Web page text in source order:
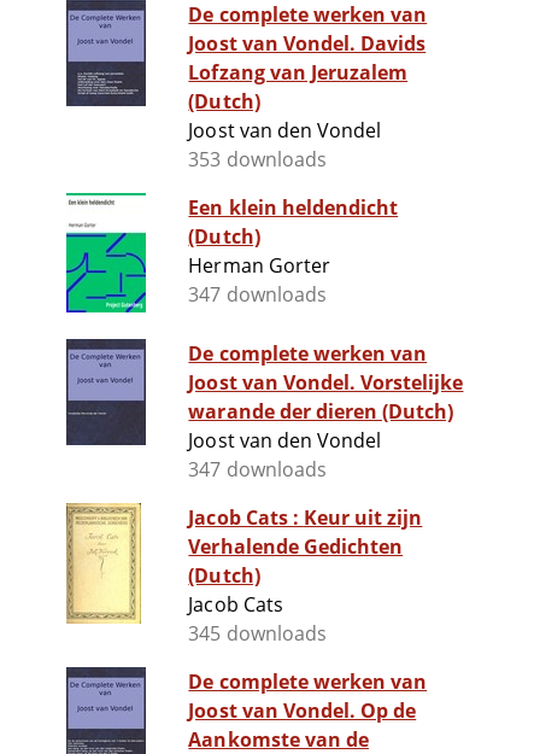
De complete werken van
Joost van Vondel. Davids
Lofzang van Jeruzalem
(Dutch)
Joost van den Vondel
353 downloads
Een klein heldendicht
(Dutch)
Herman Gorter
347 downloads
De complete werken van
Joost van Vondel. Vorstelijke
warande der dieren (Dutch)
Joost van den Vondel
347 downloads
Jacob Cats : Keur uit zijn
Verhalende Gedichten
(Dutch)
Jacob Cats
345 downloads
De complete werken van
Joost van Vondel. Op de
Aankomste van de